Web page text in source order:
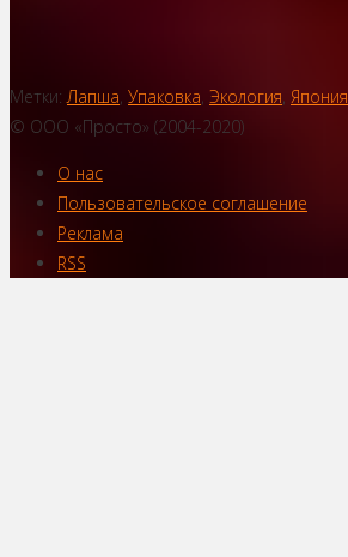
Метки:Лапша, Упаковка, Экология, Япония
© ООО «Просто» (2004-2020)
О нас
Пользовательское соглашение
Реклама
RSS